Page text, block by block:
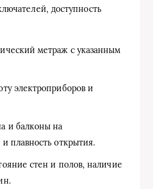
доступность
метраж с указанным
электроприборов и
и балконы на
плавность открытия.
стен и полов, наличие